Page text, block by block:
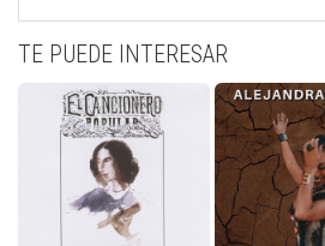
TE PUEDE INTERESAR